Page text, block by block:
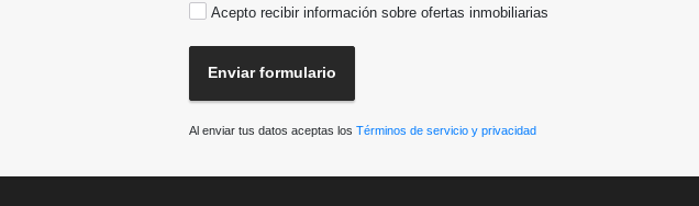
Acepto recibir información sobre ofertas inmobiliarias
Enviar formulario
Al enviar tus datos aceptas los Términos de servicio y privacidad